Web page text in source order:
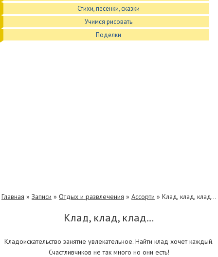
Стихи, песенки, сказки
Учимся рисовать
Поделки
Главная » Записи » Отдых и развлечения » Ассорти » Клад, клад, клад…
Клад, клад, клад…
Кладоискательство занятие увлекательное. Найти клад хочет каждый.
Счастливчиков не так много но они есть!